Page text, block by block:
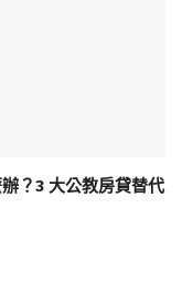
？3 大公教房貸替代